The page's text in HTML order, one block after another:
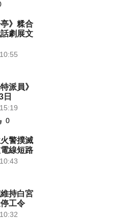
亭》糅合
劇展文
派員》
日
0
警撲滅
線短路
持白宮
工令